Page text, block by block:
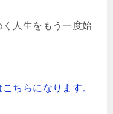
人生をもう一度始
ちらになります。